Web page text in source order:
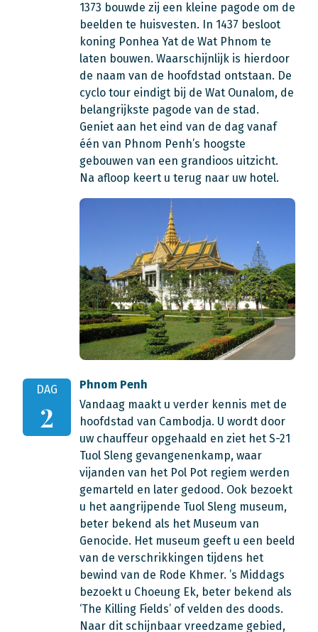
1373 bouwde zij een kleine pagode om de
beelden te huisvesten. In 1437 besloot
koning Ponhea Yat de Wat Phnom te
laten bouwen. Waarschijnlijk is hierdoor
de naam van de hoofdstad ontstaan. De
cyclo tour eindigt bij de Wat Ounalom, de
belangrijkste pagode van de stad.
Geniet aan het eind van de dag vanaf
één van Phnom Penh’s hoogste
gebouwen van een grandioos uitzicht.
Na afloop keert u terug naar uw hotel.
DAG
2
Phnom Penh
Vandaag maakt u verder kennis met de
hoofdstad van Cambodja. U wordt door
uw chauffeur opgehaald en ziet het S-21
Tuol Sleng gevangenenkamp, waar
vijanden van het Pol Pot regiem werden
gemarteld en later gedood. Ook bezoekt
u het aangrijpende Tuol Sleng museum,
beter bekend als het Museum van
Genocide. Het museum geeft u een beeld
van de verschrikkingen tijdens het
bewind van de Rode Khmer. ’s Middags
bezoekt u Choeung Ek, beter bekend als
‘The Killing Fields’ of velden des doods.
Naar dit schijnbaar vreedzame gebied,